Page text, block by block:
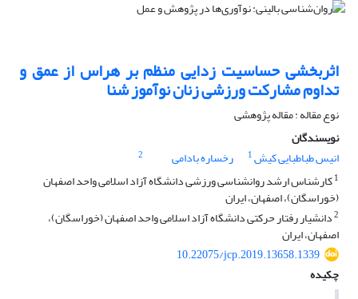
اثربخشی حساسیت زدایی منظم بر هراس از عمق و
تداوم مشارکت ورزشی زنان نوآموز شنا
نوع مقاله : مقاله پژوهشی
نویسندگان
انیس طباطبایی کیش1 رخساره بادامی
2
1کارشناس ارشد روانشناسی ورزشی دانشگاه آزاد اسلامی واحد اصفهان
(خوراسگان)، اصفهان، ایران
2دانشیار رفتار حرکتی دانشگاه آزاد اسلامی واحد اصفهان (خوراسگان)،
اصفهان، ایران
10.22075/jcp.2019.13658.1339
چکیده